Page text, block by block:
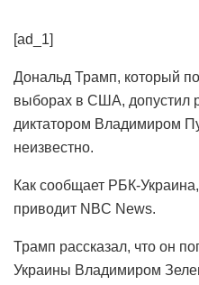
[ad_1]
Дональд Трамп, который
выборах в США, допустил
диктатором Владимиром
неизвестно.
Как сообщает РБК-
приводит NBC News.
Трамп рассказал, что он
Украины Владимиром